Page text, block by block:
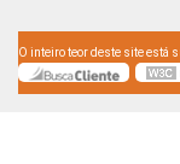
O inteiro teor deste site está